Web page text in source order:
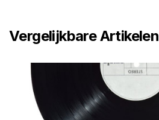
Vergelijkbare Artikelen